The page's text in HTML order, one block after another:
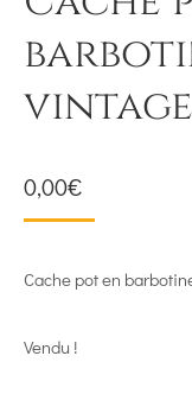
vintage
0,00€
Cache pot en
Vendu !